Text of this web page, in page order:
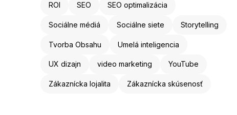
ROI SEO SEO optimalizácia
Sociálne médiá Sociálne siete Storytelling
Tvorba Obsahu Umelá inteligencia
UX dizajn video marketing YouTube
Zákaznícka lojalita Zákaznícka skúsenosť